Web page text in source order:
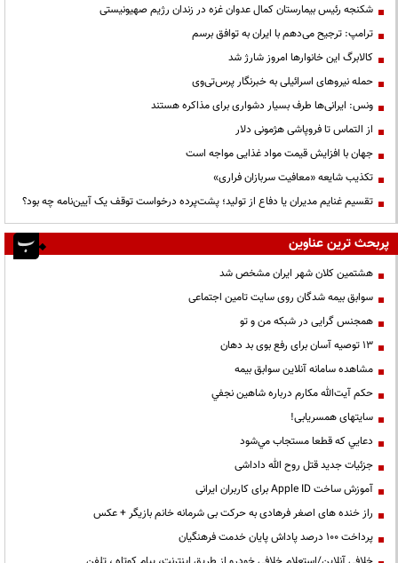
شکنجه رئیس بیمارستان کمال عدوان غزه در زندان رژیم صهیونیستی
ترامپ: ترجیح می‌دهم با ایران به توافق برسم
کالابرگ این خانوارها امروز شارژ شد
حمله نیروهای اسرائیلی به خبرنگار پرس‌تی‌وی
ونس: ایرانی‌ها طرف بسیار دشواری برای مذاکره هستند
از التماس تا فروپاشی هژمونی دلار
جهان با افزایش قیمت مواد غذایی مواجه است
تکذیب شایعه «معافیت سربازان فراری»
تقسیم غنایم مدیران یا دفاع از تولید؛ پشت‌پرده درخواست توقف یک آیین‌نامه چه بود؟
پربحث ترین عناوین
هشتمین کلان شهر ایران مشخص شد
سوابق بیمه شدگان روی سایت تامین اجتماعی
همجنس گرایی در شبکه من و تو
13 توصیه آسان برای رفع بوی بد دهان
مشاهده سامانه آنلاين سوابق بیمه
حكم آيت‌الله مكارم درباره شاهين نجفي
سایتهای همسریابی!
دعايي كه قطعا مستجاب مي‌شود
جزئیات جدید قتل روح الله داداشی
آموزش ساخت Apple ID برای کاربران ایرانی
راز خنده های اصغر فرهادی به حرکت بی شرمانه خانم بازیگر + عکس
پرداخت ۱۰۰ درصد پاداش پایان خدمت فرهنگیان